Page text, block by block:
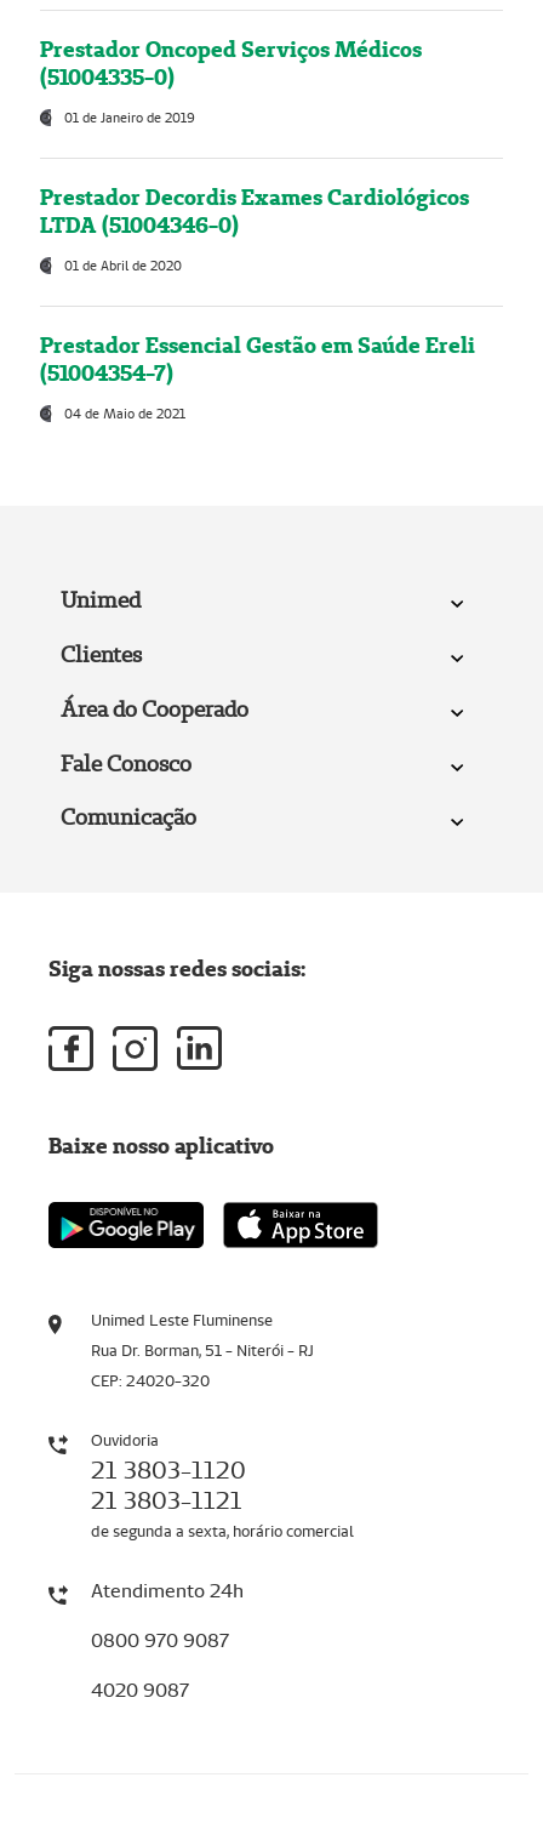
Prestador Oncoped Serviços Médicos
(51004335-0)
01 de Janeiro de 2019
Prestador Decordis Exames Cardiológicos
LTDA (51004346-0)
01 de Abril de 2020
Prestador Essencial Gestão em Saúde Ereli
(51004354-7)
04 de Maio de 2021
Unimed
Clientes
Área do Cooperado
Fale Conosco
Comunicação
Unimed Leste Fluminense
Rua Dr. Borman, 51 - Niterói - RJ
CEP: 24020-320
Ouvidoria
21 3803-1120
21 3803-1121
de segunda a sexta, horário comercial
Atendimento 24h
0800 970 9087
4020 9087
Siga nossas redes sociais:
Baixe nosso aplicativo